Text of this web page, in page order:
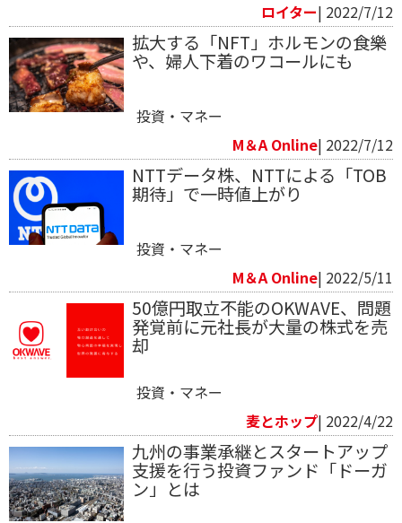
ロイター| 2022/7/12
拡大する「NFT」ホルモンの食樂
や、婦人下着のワコールにも
投資・マネー
M＆A Online| 2022/7/12
NTTデータ株、NTTによる「TOB
期待」で一時値上がり
投資・マネー
M＆A Online| 2022/5/11
50億円取立不能のOKWAVE、問題
発覚前に元社長が大量の株式を売
却
投資・マネー
麦とホップ| 2022/4/22
九州の事業承継とスタートアップ
支援を行う投資ファンド「ドーガ
ン」とは